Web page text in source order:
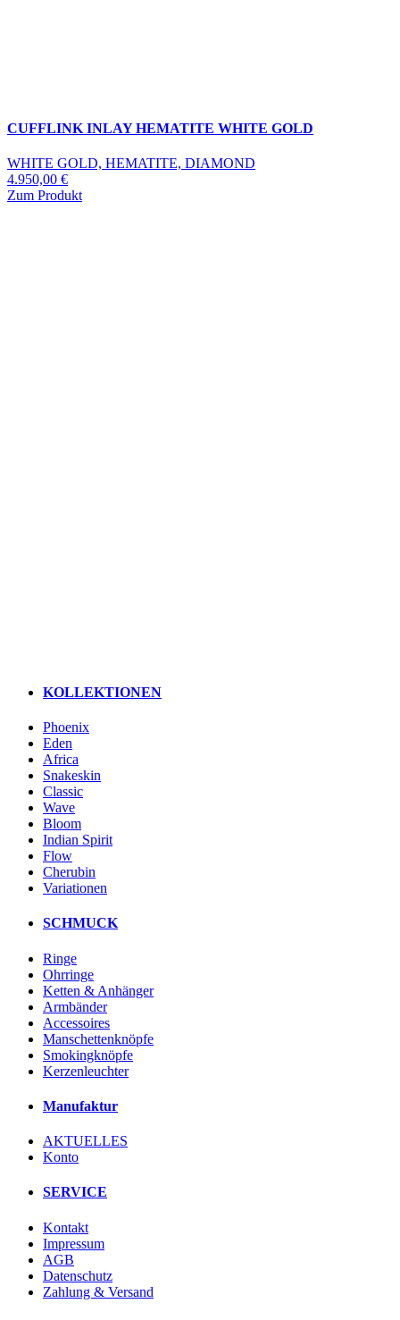
CUFFLINK INLAY HEMATITE WHITE GOLD
WHITE GOLD, HEMATITE, DIAMOND
4.950,00 €
Zum Produkt
KOLLEKTIONEN
Phoenix
Eden
Africa
Snakeskin
Classic
Wave
Bloom
Indian Spirit
Flow
Cherubin
Variationen
SCHMUCK
Ringe
Ohrringe
Ketten & Anhänger
Armbänder
Accessoires
Manschettenknöpfe
Smokingknöpfe
Kerzenleuchter
Manufaktur
AKTUELLES
Konto
SERVICE
Kontakt
Impressum
AGB
Datenschutz
Zahlung & Versand